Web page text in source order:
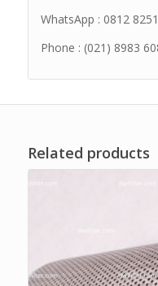
WhatsApp : 0812
Phone : (021) 8983
Related products